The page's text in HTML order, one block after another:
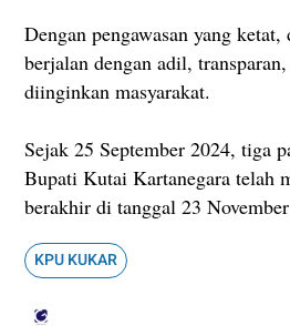
Dengan pengawasan yang
berjalan dengan adil,
diinginkan masyarakat.
Sejak 25 September 2024, tiga
Bupati Kutai Kartanegara telah
berakhir di tanggal 23
KPU KUKAR